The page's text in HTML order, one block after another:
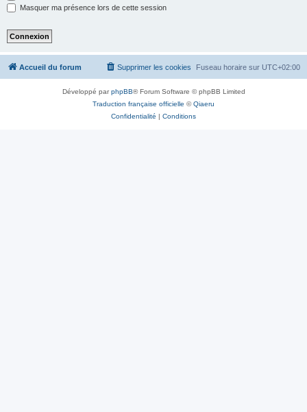
Masquer ma présence lors de cette session
Accueil du forum Fuseau horaire sur UTC+02:00
Supprimer les cookies
Développé parphpBB® Forum Software © phpBB Limited
Traduction française officielle ©Qiaeru
Confidentialité | Conditions